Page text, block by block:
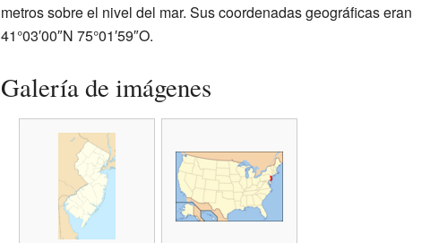
metros sobre el nivel del mar. Sus coordenadas geográficas eran
41°03′00″N 75°01′59″O.
Galería de imágenes